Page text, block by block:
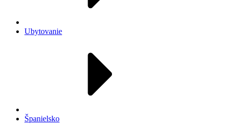
Ubytovanie
Španielsko